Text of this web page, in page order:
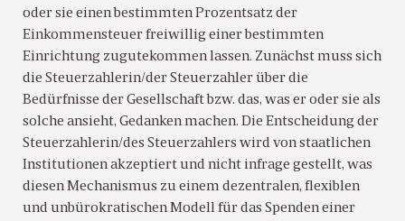
oder sie einen bestimmten Prozentsatz der
Einkommensteuer freiwillig einer bestimmten
Einrichtung zugutekommen lassen. Zunächst muss sich
die Steuerzahlerin/der Steuerzahler über die
Bedürfnisse der Gesellschaft bzw. das, was er oder sie als
solche ansieht, Gedanken machen. Die Entscheidung der
Steuerzahlerin/des Steuerzahlers wird von staatlichen
Institutionen akzeptiert und nicht infrage gestellt, was
diesen Mechanismus zu einem dezentralen, flexiblen
und unbürokratischen Modell für das Spenden einer